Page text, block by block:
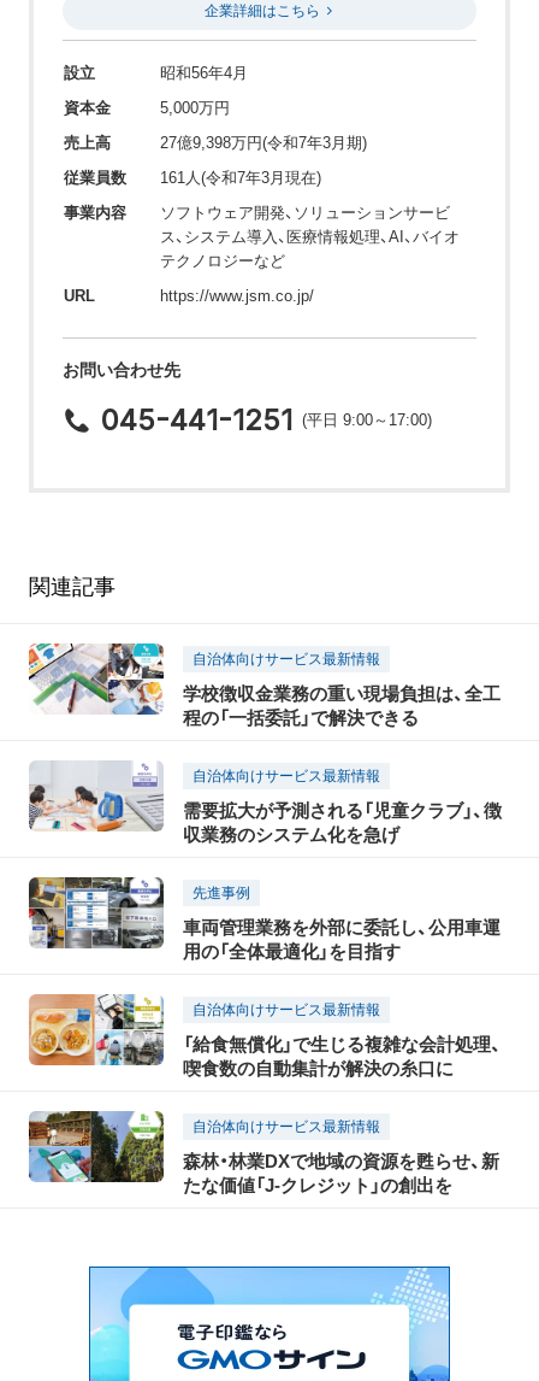
企業詳細はこちら
設立
昭和56年4月
資本金
5,000万円
売上高
27億9,398万円(令和7年3月期)
従業員数
161人(令和7年3月現在)
事業内容
ソフトウェア開発、ソリューションサービ
ス、システム導入、医療情報処理、AI、バイオ
テクノロジーなど
URL
https://www.jsm.co.jp/
お問い合わせ先
045-441-1251 (平日 9:00～17:00)
関連記事
自治体向けサービス最新情報
学校徴収金業務の重い現場負担は、全工
程の「一括委託」で解決できる
自治体向けサービス最新情報
需要拡大が予測される「児童クラブ」、徴
収業務のシステム化を急げ
先進事例
車両管理業務を外部に委託し、公用車運
用の「全体最適化」を目指す
自治体向けサービス最新情報
「給食無償化」で生じる複雑な会計処理、
喫食数の自動集計が解決の糸口に
自治体向けサービス最新情報
森林・林業DXで地域の資源を甦らせ、新
たな価値「J‐クレジット」の創出を